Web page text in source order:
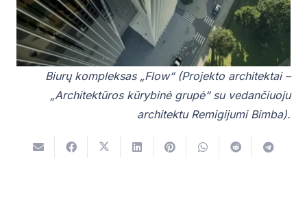
Biurų kompleksas „Flow“ (Projekto architektai –
„Architektūros kūrybinė grupė“ su vedančiuoju
architektu Remigijumi Bimba).